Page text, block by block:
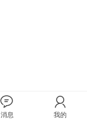
消息 我的